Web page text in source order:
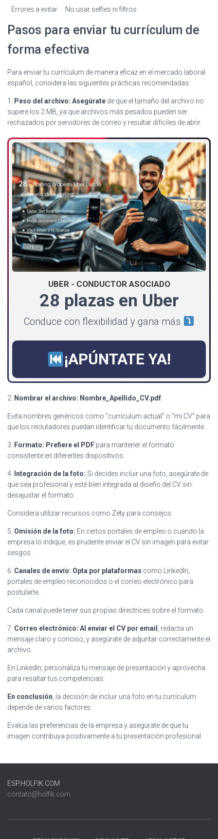
Errores a evitar No usar selfies ni filtros
Pasos para enviar tu currículum de
forma efectiva
Para enviar tu currículum de manera eficaz en el mercado laboral
español, considera las siguientes prácticas recomendadas:
1. Peso del archivo: Asegúrate de que el tamaño del archivo no
supere los 2 MB, ya que archivos más pesados pueden ser
rechazados por servidores de correo y resultar difíciles de abrir.
UBER - CONDUCTOR ASOCIADO
28 plazas en Uber
Conduce con flexibilidad y gana más
¡APÚNTATE YA!
2. Nombrar el archivo: Nombre_Apellido_CV.pdf
Evita nombres genéricos como “currículum actual” o “mi CV” para
que los reclutadores puedan identificar tu documento fácilmente.
3. Formato: Prefiere el PDF para mantener el formato
consistente en diferentes dispositivos.
4. Integración de la foto: Si decides incluir una foto, asegúrate de
que sea profesional y esté bien integrada al diseño del CV sin
desajustar el formato.
Considera utilizar recursos como Zety para consejos.
5. Omisión de la foto: En certos portales de empleo o cuando la
empresa lo indique, es prudente enviar el CV sin imagen para evitar
sesgos.
6. Canales de envío: Opta por plataformas como LinkedIn,
portales de empleo reconocidos o el correo electrónico para
postularte.
Cada canal puede tener sus propias directrices sobre el formato.
7. Correo electrónico: Al enviar el CV por email
, redacta un
mensaje claro y conciso, y asegúrate de adjuntar correctamente el
archivo.
En LinkedIn, personaliza tu mensaje de presentación y aprovecha
para resaltar tus competencias.
En conclusión , la decisión de incluir una foto en tu currículum
depende de varios factores.
Evalúa las preferencias de la empresa y asegúrate de que tu
imagen contribuya positivamente a tu presentación profesional.
ESP.HOLFIK.COM
contato@holfik.com